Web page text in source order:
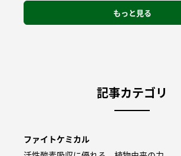
もっと見る
記事カテゴリ
ファイトケミカル